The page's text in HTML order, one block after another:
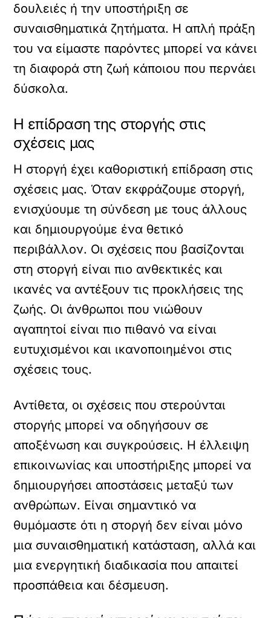
δουλειές ή την υποστήριξη σε
συναισθηματικά ζητήματα. Η απλή πράξη
του να είμαστε παρόντες μπορεί να κάνει
τη διαφορά στη ζωή κάποιου που περνάει
δύσκολα.
Η επίδραση της στοργής στις
σχέσεις μας
Η στοργή έχει καθοριστική επίδραση στις
σχέσεις μας. Όταν εκφράζουμε στοργή,
ενισχύουμε τη σύνδεση με τους άλλους
και δημιουργούμε ένα θετικό
περιβάλλον. Οι σχέσεις που βασίζονται
στη στοργή είναι πιο ανθεκτικές και
ικανές να αντέξουν τις προκλήσεις της
ζωής. Οι άνθρωποι που νιώθουν
αγαπητοί είναι πιο πιθανό να είναι
ευτυχισμένοι και ικανοποιημένοι στις
σχέσεις τους.
Αντίθετα, οι σχέσεις που στερούνται
στοργής μπορεί να οδηγήσουν σε
αποξένωση και συγκρούσεις. Η έλλειψη
επικοινωνίας και υποστήριξης μπορεί να
δημιουργήσει αποστάσεις μεταξύ των
ανθρώπων. Είναι σημαντικό να
θυμόμαστε ότι η στοργή δεν είναι μόνο
μια συναισθηματική κατάσταση, αλλά και
μια ενεργητική διαδικασία που απαιτεί
προσπάθεια και δέσμευση.